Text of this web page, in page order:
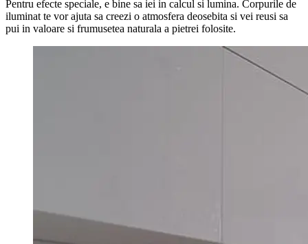
Pentru efecte speciale, e bine sa iei in calcul si lumina. Corpurile de
iluminat te vor ajuta sa creezi o atmosfera deosebita si vei reusi sa
pui in valoare si frumusetea naturala a pietrei folosite.